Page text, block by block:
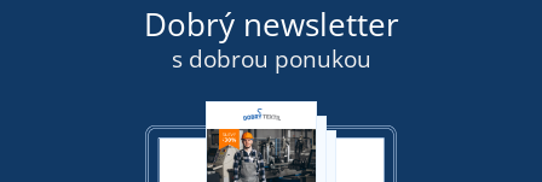
Dobrý newsletter
s dobrou ponukou